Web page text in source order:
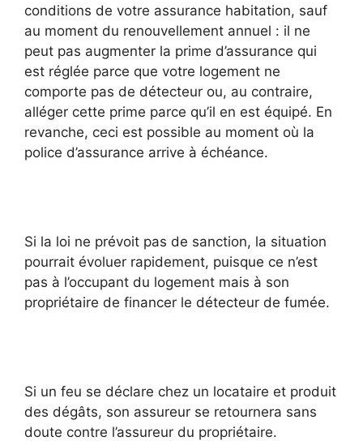
conditions de votre assurance habitation, sauf
au moment du renouvellement annuel : il ne
peut pas augmenter la prime d’assurance qui
est réglée parce que votre logement ne
comporte pas de détecteur ou, au contraire,
alléger cette prime parce qu’il en est équipé. En
revanche, ceci est possible au moment où la
police d’assurance arrive à échéance.
Si la loi ne prévoit pas de sanction, la situation
pourrait évoluer rapidement, puisque ce n’est
pas à l’occupant du logement mais à son
propriétaire de financer le détecteur de fumée.
Si un feu se déclare chez un locataire et produit
des dégâts, son assureur se retournera sans
doute contre l’assureur du propriétaire.